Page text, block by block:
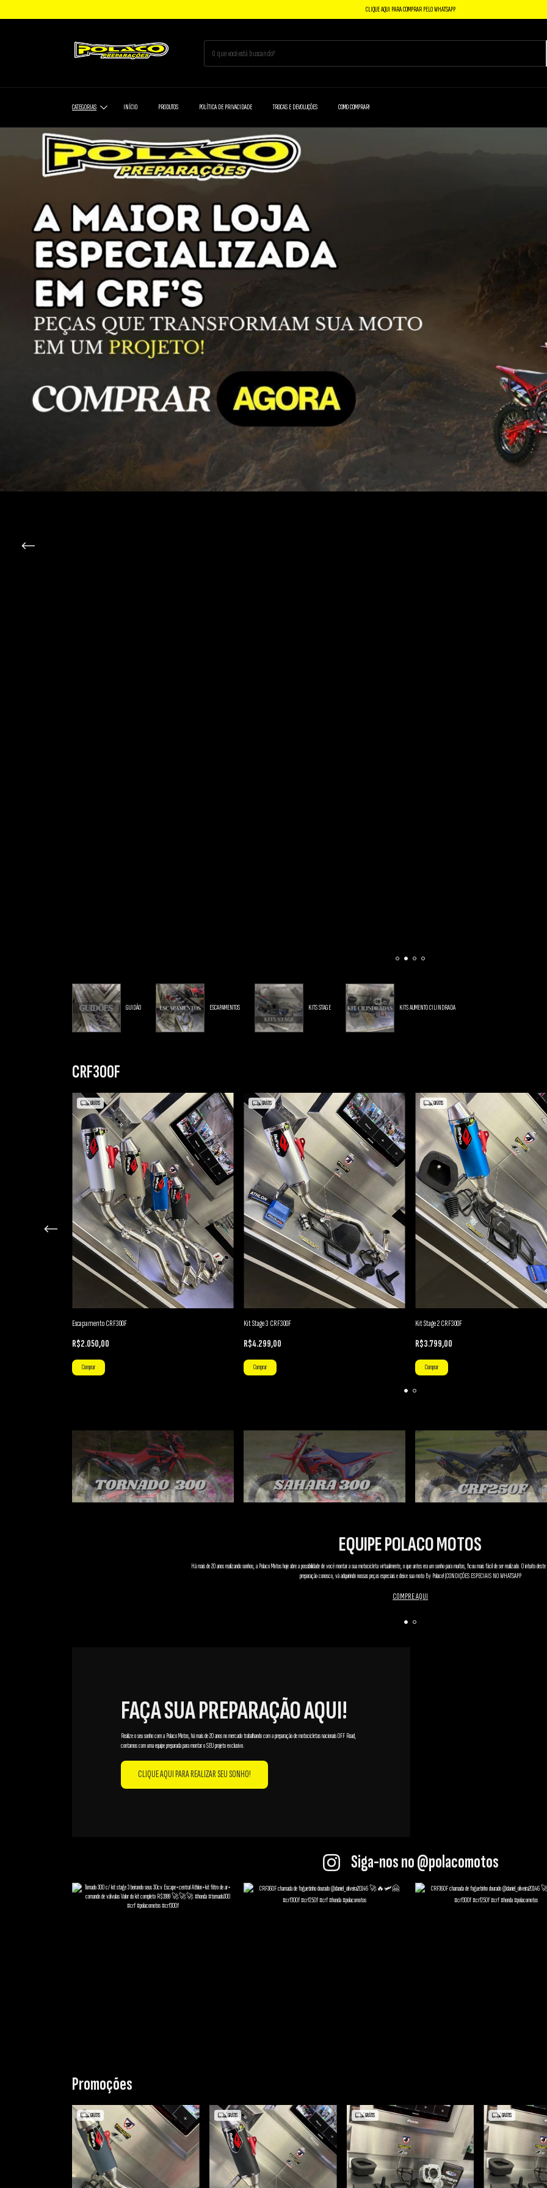
CLIQUE AQUI PARA COMPRAR PELO WHATSAPP
CATEGORIAS INÍCIO PRODUTOS POLÍTICA DE PRIVACIDADE TROCAS E DEVOLUÇÕES COMO COMPRAR!
GUIDÃO ESCAPAMENTOS KITS STAGE KITS AUMENTO CILINDRADA
CRF300F
GRÁTIS
Escapamento CRF300F
R$2.050,00
Comprar
GRÁTIS
Kit Stage 3 CRF300F
R$4.299,00
Comprar
GRÁTIS
Kit Stage 2 CRF300F
R$3.799,00
Comprar
EQUIPE POLACO MOTOS
Há mais de 20 anos realizando sonhos, a Polaco Motos hoje abre a possibilidade de você montar a sua motocicleta virtualmente, o que antes era um sonho para muitos, ficou mais fácil de ser realizado. O intuito
preparação conosco, vá adquirindo nossas peças especiais e deixe sua moto By Polaco! (CONDIÇÕES ESPECIAIS NO WHATSAPP
COMPRE AQUI
FAÇA SUA PREPARAÇÃO AQUI!
Realize o seu sonho com a Polaco Motos, há mais de 20 anos no mercado trabalhando com a preparação de motocicletas nacionais OFF Road,
contamos com uma equipe preparada para montar o SEU projeto exclusivo.
CLIQUE AQUI PARA REALIZAR SEU SONHO!
Siga-nos no @polacomotos
Promoções
GRÁTIS GRÁTIS GRÁTIS GRÁTIS